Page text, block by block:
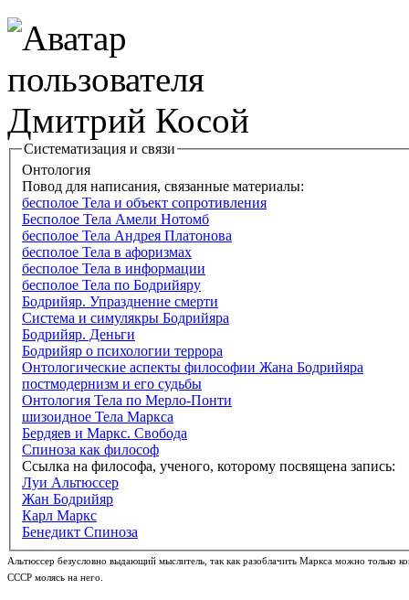
Систематизация и связи
Онтология
Повод для написания, связанные материалы:
бесполое Тела и объект сопротивления
Бесполое Тела Амели Нотомб
бесполое Тела Андрея Платонова
бесполое Тела в афоризмах
бесполое Тела в информации
бесполое Тела по Бодрийяру
Бодрийяр. Упразднение смерти
Система и симулякры Бодрийяра
Бодрийяр. Деньги
Бодрийяр о психологии террора
Онтологические аспекты философии Жана Бодрийяра
постмодернизм и его судьбы
Онтология Тела по Мерло-Понти
шизоидное Тела Маркса
Бердяев и Маркс. Свобода
Спиноза как философ
Ссылка на философа, ученого, которому посвящена запись:
Луи Альтюссер
Жан Бодрийяр
Карл Маркс
Бенедикт Спиноза
Альтюссер безусловно выдающий мыслитель, так как разоблачить Маркса можно только
СССР молясь на него.